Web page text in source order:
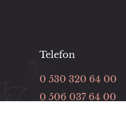
Telefon
0 530 320 64 00
0 506 037 64 00